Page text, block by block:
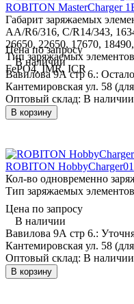
ROBITON MasterCharger
Габарит заряжаемых
AA/R6/316, C/R14/343,
26650, 22650, 17670,
Тип заряжаемых
FePO4, IMR, ICR
Цена по запросу
В наличии
Вавилова 9А стр 6.:
Кантемировская ул. 58
Оптовый склад: В наличии
В корзину
ROBITON HobbyCharger01
Кол-во одновременно
Тип заряжаемых
Цена по запросу
В наличии
Вавилова 9А стр 6.:
Кантемировская ул. 58
Оптовый склад: В наличии
В корзину